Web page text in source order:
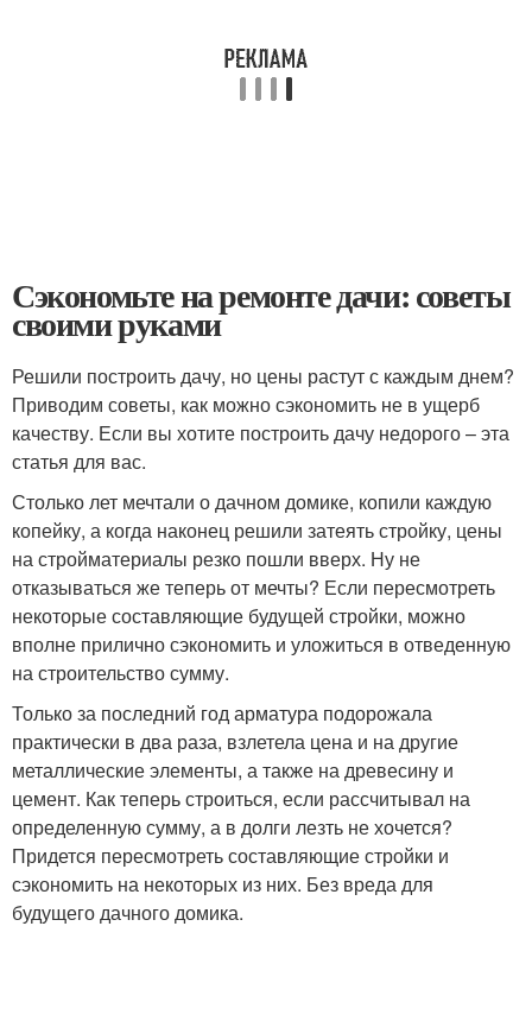
Сэкономьте на ремонте дачи: советы
своими руками
Решили построить дачу, но цены растут с каждым днем?
Приводим советы, как можно сэкономить не в ущерб
качеству. Если вы хотите построить дачу недорого – эта
статья для вас.
Столько лет мечтали о дачном домике, копили каждую
копейку, а когда наконец решили затеять стройку, цены
на стройматериалы резко пошли вверх. Ну не
отказываться же теперь от мечты? Если пересмотреть
некоторые составляющие будущей стройки, можно
вполне прилично сэкономить и уложиться в отведенную
на строительство сумму.
Только за последний год арматура подорожала
практически в два раза, взлетела цена и на другие
металлические элементы, а также на древесину и
цемент. Как теперь строиться, если рассчитывал на
определенную сумму, а в долги лезть не хочется?
Придется пересмотреть составляющие стройки и
сэкономить на некоторых из них. Без вреда для
будущего дачного домика.